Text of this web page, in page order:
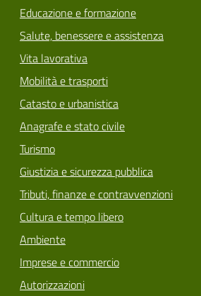
Educazione e formazione
Salute, benessere e assistenza
Vita lavorativa
Mobilità e trasporti
Catasto e urbanistica
Anagrafe e stato civile
Turismo
Giustizia e sicurezza pubblica
Tributi, finanze e contravvenzioni
Cultura e tempo libero
Ambiente
Imprese e commercio
Autorizzazioni